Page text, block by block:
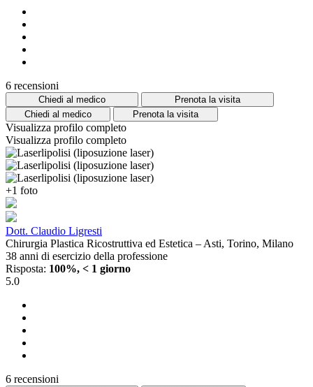
6 recensioni
Chiedi al medico
Prenota la visita
Chiedi al medico
Prenota la visita
Visualizza profilo completo
Visualizza profilo completo
+1 foto
Dott. Claudio Ligresti
Chirurgia Plastica Ricostruttiva ed Estetica – Asti, Torino, Milano
38 anni di esercizio della professione
Risposta: 100%, < 1 giorno
5.0
6 recensioni